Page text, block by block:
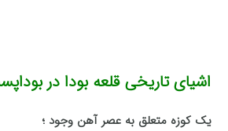
اشیای تاریخی قلعه بودا در
یک کوزه متعلق به عصر آهن وجود ؛